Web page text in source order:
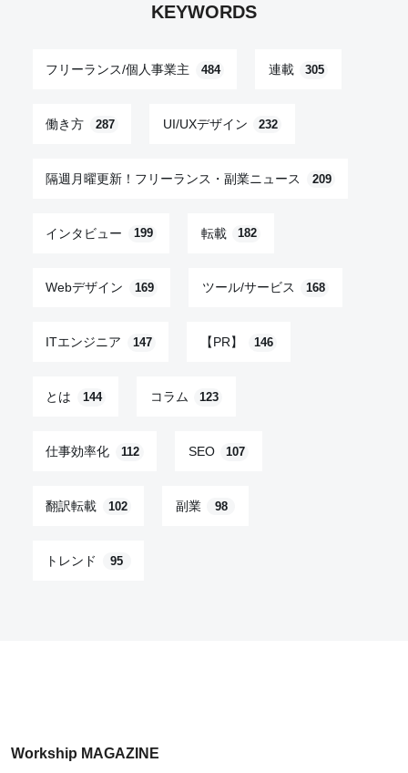
KEYWORDS
フリーランス/個人事業主 484 連載 305
働き方 287 UI/UXデザイン 232
隔週月曜更新！フリーランス・副業ニュース 209
インタビュー 199 転載 182
Webデザイン 169 ツール/サービス 168
ITエンジニア 147 【PR】 146
とは 144 コラム 123
仕事効率化 112 SEO 107
翻訳転載 102 副業 98
トレンド 95
Workship MAGAZINE